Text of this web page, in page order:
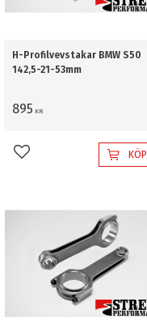
H-Profilvevstakar BMW S50
142,5-21-53mm
895 KR
Lägg till i favoriterKÖP